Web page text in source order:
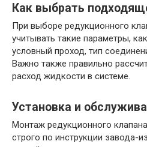
Как выбрать
При выборе редукционного
учитывать такие параметры,
условный проход, тип
Важно также правильно
расход жидкости в системе.
Установка и
Монтаж редукционного
строго по инструкции завода-